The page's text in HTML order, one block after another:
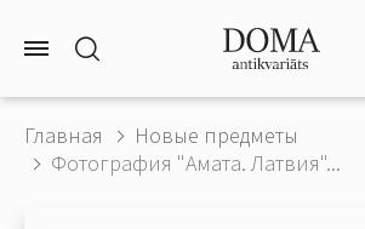
Главная
Новые предметы
Фотография "Амата. Латвия"...